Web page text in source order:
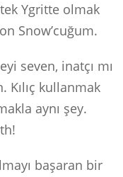
Ygritte olmak
Snow’cuğum.
seven, inatçı mı
Kılıç kullanmak
aynı şey.
başaran bir